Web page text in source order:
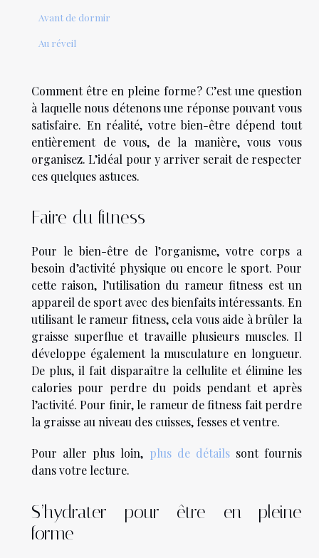
Avant de dormir
Au réveil
Comment être en pleine forme ? C’est une question
à laquelle nous détenons une réponse pouvant vous
satisfaire. En réalité, votre bien-être dépend tout
entièrement de vous, de la manière, vous vous
organisez. L’idéal pour y arriver serait de respecter
ces quelques astuces.
Faire du fitness
Pour le bien-être de l’organisme, votre corps a
besoin d’activité physique ou encore le sport. Pour
cette raison, l’utilisation du rameur fitness est un
appareil de sport avec des bienfaits intéressants. En
utilisant le rameur fitness, cela vous aide à brûler la
graisse superflue et travaille plusieurs muscles. Il
développe également la musculature en longueur.
De plus, il fait disparaître la cellulite et élimine les
calories pour perdre du poids pendant et après
l’activité. Pour finir, le rameur de fitness fait perdre
la graisse au niveau des cuisses, fesses et ventre.
Pour aller plus loin, plus de détailssont fournis
dans votre lecture.
S’hydrater pour être en pleine
forme